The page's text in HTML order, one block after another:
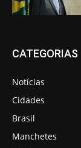
CATEGORIAS
Notícias
Cidades
Brasil
Manchetes